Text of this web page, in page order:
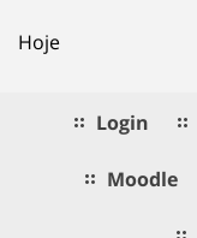
Hoje
Login
Moodle